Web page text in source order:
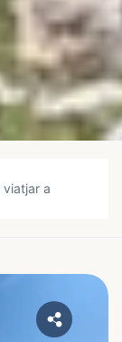
viatjar a